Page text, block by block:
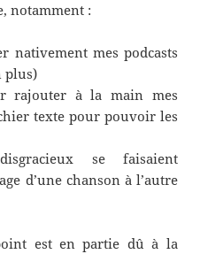
notamment :
nativement mes podcasts
plus)
rajouter à la main mes
texte pour pouvoir les
se faisaient
d’une chanson à l’autre
est en partie dû à la